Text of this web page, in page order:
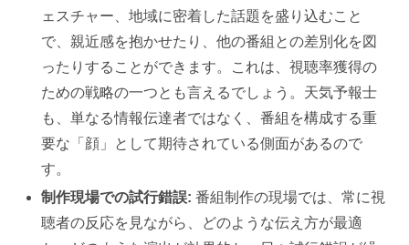
ェスチャー、地域に密着した話題を盛り込むこと
で、親近感を抱かせたり、他の番組との差別化を図
ったりすることができます。これは、視聴率獲得の
ための戦略の一つとも言えるでしょう。天気予報士
も、単なる情報伝達者ではなく、番組を構成する重
要な「顔」として期待されている側面があるので
す。
制作現場での試行錯誤: 番組制作の現場では、常に視
聴者の反応を見ながら、どのような伝え方が最適